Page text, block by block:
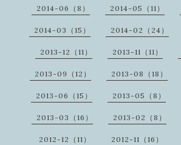
2014-06（8） 2014-05（11）
2014-03（15） 2014-02（24）
2013-12（11） 2013-11（11）
2013-09（12） 2013-08（18）
2013-06（15） 2013-05（8）
2013-03（16） 2013-02（8）
2012-12（11） 2012-11（16）